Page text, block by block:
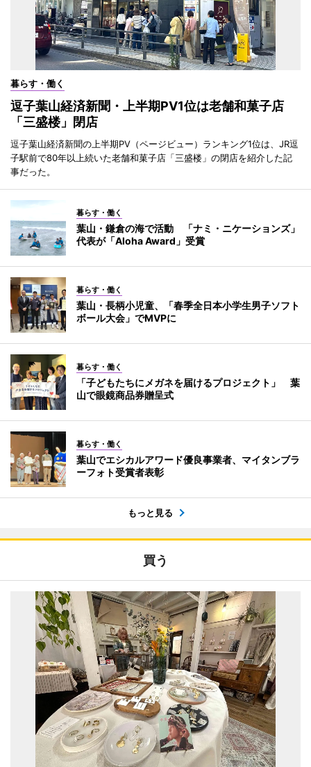
暮らす・働く
逗子葉山経済新聞・上半期PV1位は老舗和菓子店
「三盛楼」閉店
逗子葉山経済新聞の上半期PV（ページビュー）ランキング1位は、JR逗
子駅前で80年以上続いた老舗和菓子店「三盛楼」の閉店を紹介した記
事だった。
暮らす・働く
葉山・鎌倉の海で活動 「ナミ・ニケーションズ」
代表が「Aloha Award」受賞
暮らす・働く
葉山・長柄小児童、「春季全日本小学生男子ソフト
ボール大会」でMVPに
暮らす・働く
「子どもたちにメガネを届けるプロジェクト」 葉
山で眼鏡商品券贈呈式
暮らす・働く
葉山でエシカルアワード優良事業者、マイタンブラ
ーフォト受賞者表彰
もっと見る
買う